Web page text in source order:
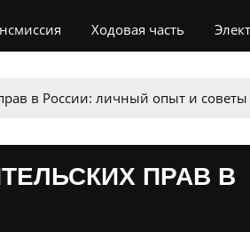
Ходовая часть
в России: личный опыт и советы
ПРАВ В